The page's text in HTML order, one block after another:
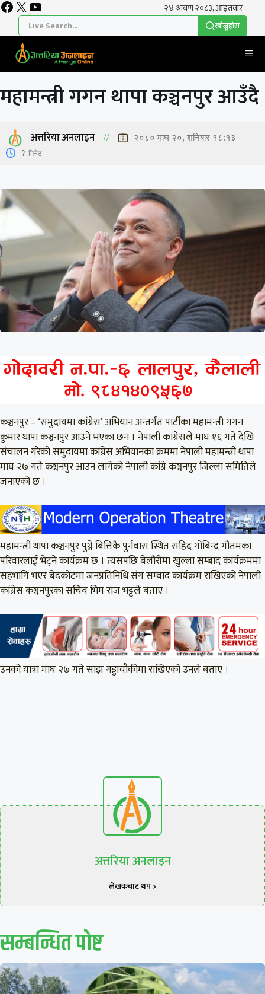
Skip
content
Facebook
X YouTube
खाेज्नुहाेस
महामन्त्री गगन थापा कञ्चनपुर आउँदै
अत्तरिया अनलाइन २०८० माघ २०, शनिबार १८:१३
1 मिनेट
कञ्चनपुर – ‘समुदायमा कांग्रेस’ अभियान अन्तर्गत पार्टीका महामन्त्री गगन
कुमार थापा कञ्चनपुर आउने भएका छन । नेपाली कांग्रेसले माघ १६ गते देखि
संचालन गरेको समुदायमा कांग्रेस अभियानका क्रममा नेपाली महामन्त्री थापा
माघ २७ गते कञ्चनपुर आउन लागेको नेपाली कांग्रे कञ्चनपुर जिल्ला समितिले
जनाएको छ ।
महामन्त्री थापा कञ्चनपुर पुग्ने बित्तिकै पुर्नवास स्थित सहिद गोबिन्द गौतमका
परिवारलाई भेट्ने कार्यक्रम छ । त्यसपछि बेलौरीमा खुल्ला सम्बाद कार्यक्रममा
सहभागि भएर बेदकोटमा जनप्रतिनिधि संग सम्वाद कार्यक्रम राखिएको नेपाली
कांग्रेस कञ्चनपुरका सचिव भिम राज भट्टले बताए ।
उनको यात्रा माघ २७ गते साझ गड्डाचौकीमा राखिएको उनले बताए ।
अत्तरिया अनलाइन
लेखकबाट थप >
सम्बन्धित पाेष्ट